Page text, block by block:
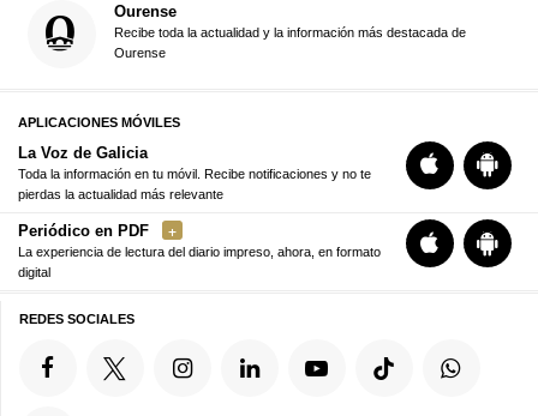
Ourense
Recibe toda la actualidad y la información más destacada de
Ourense
APLICACIONES MÓVILES
La Voz de Galicia
Toda la información en tu móvil. Recibe notificaciones y no te
pierdas la actualidad más relevante
Periódico en PDF
La experiencia de lectura del diario impreso, ahora, en formato
digital
REDES SOCIALES